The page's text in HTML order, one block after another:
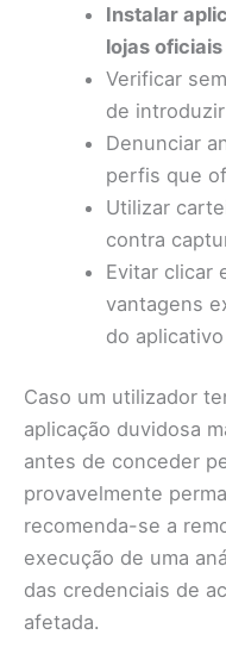
Instalar
lojas oficiais
Verificar
de
Denunciar
perfis que
Utilizar
contra
Evitar clicar
vantagens
do
Caso um utilizador
aplicação duvidosa
antes de conceder
provavelmente
recomenda-se a
execução de uma
das credenciais de
afetada.